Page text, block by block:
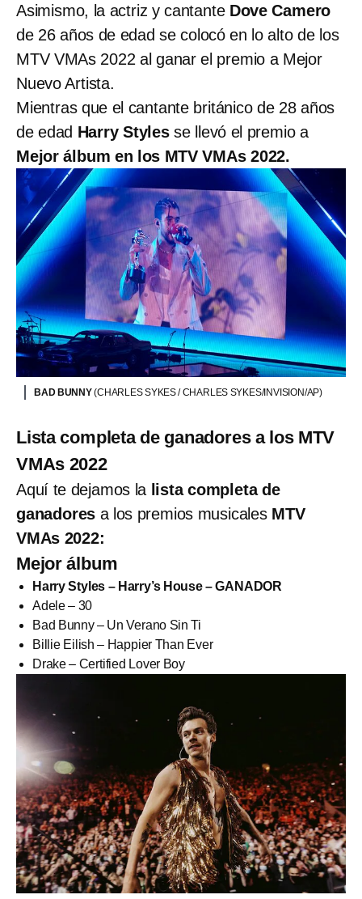
Asimismo, la actriz y cantante Dove Camero
de 26 años de edad se colocó en lo alto de los
MTV VMAs 2022 al ganar el premio a Mejor
Nuevo Artista.
Mientras que el cantante británico de 28 años
de edad Harry Stylesse llevó el premio a
Mejor álbum en los MTV VMAs 2022.
BAD BUNNY(CHARLES SYKES / CHARLES SYKES/INVISION/AP)
Lista completa de ganadores a los MTV
VMAs 2022
Aquí te dejamos la lista completa de
ganadores a los premios musicales MTV
VMAs 2022:
Mejor álbum
Harry Styles – Harry’s House – GANADOR
Adele – 30
Bad Bunny – Un Verano Sin Ti
Billie Eilish – Happier Than Ever
Drake – Certified Lover Boy